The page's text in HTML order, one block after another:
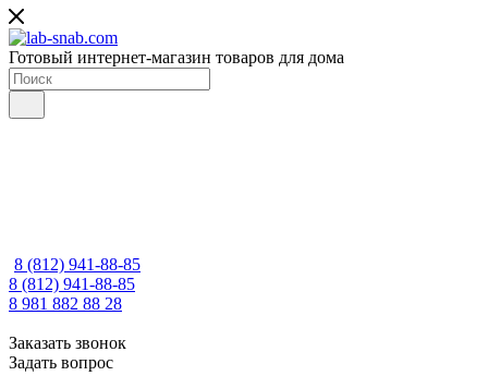
Готовый интернет-магазин товаров для дома
8 (812) 941-88-85
8 (812) 941-88-85
8 981 882 88 28
Заказать звонок
Задать вопрос